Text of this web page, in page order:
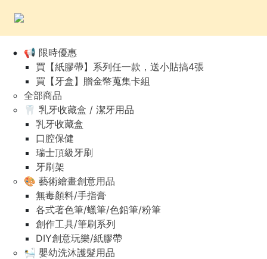
📢 限時優惠
買【紙膠帶】系列任一款，送小貼搞4張
買【牙盒】贈金幣蒐集卡組
全部商品
🦷 乳牙收藏盒 / 潔牙用品
乳牙收藏盒
口腔保健
瑞士頂級牙刷
牙刷架
🎨 藝術繪畫創意用品
無毒顏料/手指膏
各式著色筆/蠟筆/色鉛筆/粉筆
創作工具/筆刷系列
DIY創意玩樂/紙膠帶
🛀 嬰幼洗沐護髮用品